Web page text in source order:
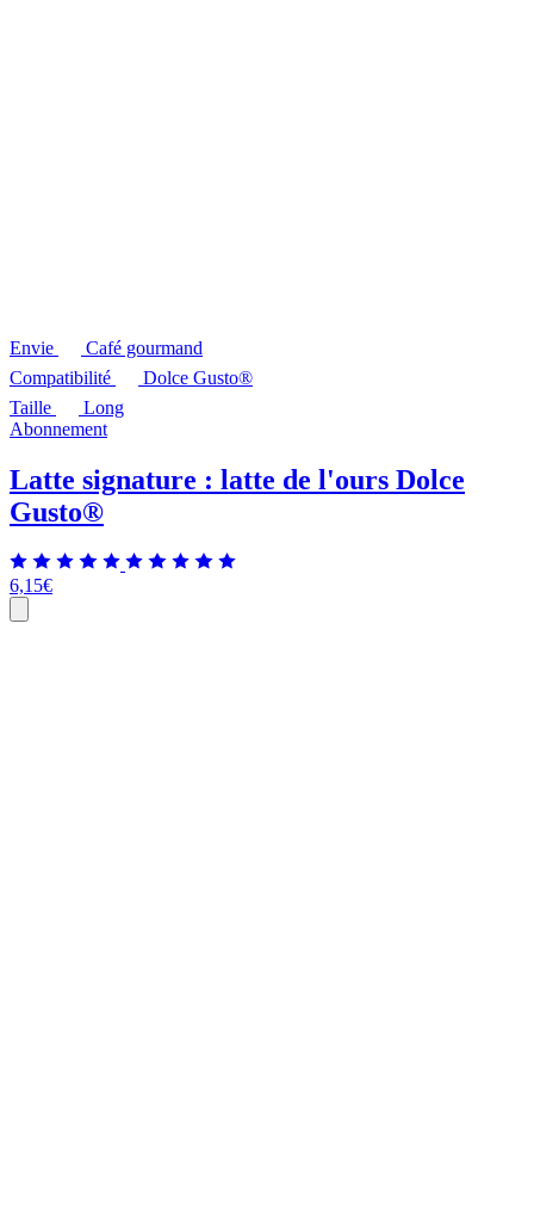
Envie
Café gourmand
Compatibilité
Dolce Gusto®
Taille
Long
Abonnement
Latte signature : latte de l'ours Dolce
Gusto®
6,15€